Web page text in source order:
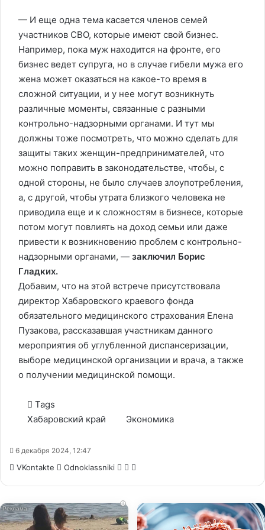
— И еще одна тема касается членов семей
участников СВО, которые имеют свой бизнес.
Например, пока муж находится на фронте, его
бизнес ведет супруга, но в случае гибели мужа его
жена может оказаться на какое-то время в
сложной ситуации, и у нее могут возникнуть
различные моменты, связанные с разными
контрольно-надзорными органами. И тут мы
должны тоже посмотреть, что можно сделать для
защиты таких женщин-предпринимателей, что
можно поправить в законодательстве, чтобы, с
одной стороны, не было случаев злоупотребления,
а, с другой, чтобы утрата близкого человека не
приводила еще и к сложностям в бизнесе, которые
потом могут повлиять на доход семьи или даже
привести к возникновению проблем с контрольно-
надзорными органами, — заключил Борис
Гладких.
Добавим, что на этой встрече присутствовала
директор Хабаровского краевого фонда
обязательного медицинского страхования Елена
Пузакова, рассказавшая участникам данного
мероприятия об углубленной диспансеризации,
выборе медицинской организации и врача, а также
о получении медицинской помощи.
Tags
Хабаровский край
Экономика
6 декабря 2024, 12:47
VKontakte Odnoklassniki WhatsApp
Telegram
i